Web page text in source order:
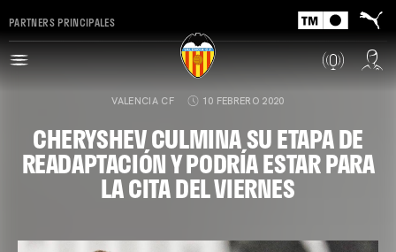
PARTNERS PRINCIPALES
VALENCIA CF 10 FEBRERO 2020
CHERYSHEV CULMINA SU ETAPA DE
READAPTACIÓN Y PODRÍA ESTAR PARA
LA CITA DEL VIERNES